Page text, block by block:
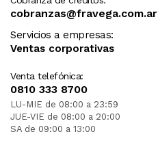
cobranzas@fravega.com.ar
Servicios a empresas:
Ventas corporativas
Venta telefónica:
0810 333 8700
LU-MIE de 08:00 a 23:59
JUE-VIE de 08:00 a 20:00
SA de 09:00 a 13:00